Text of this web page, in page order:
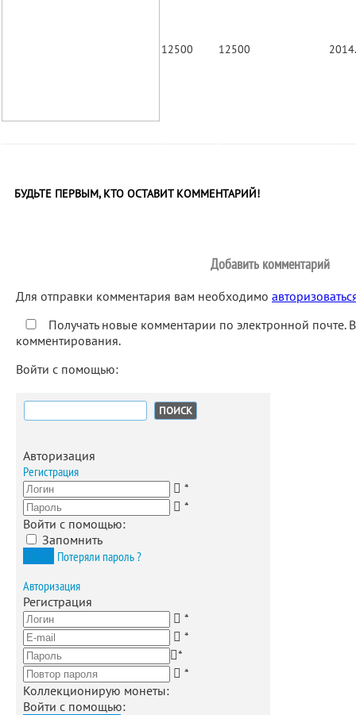
12500 12500
БУДЬТЕ ПЕРВЫМ, КТО ОСТАВИТ КОММЕНТАРИЙ!
Добавить комментарий
Для отправки комментария вам необходимо
Получать новые комментарии по электронной почте.
комментирования.
Войти с помощью:
Найти:
Авторизация
Регистрация
*
*
Войти с помощью:
Запомнить
Потеряли пароль ?
Авторизация
Регистрация
*
*
*
*
Коллекционирую монеты:
Войти с помощью: